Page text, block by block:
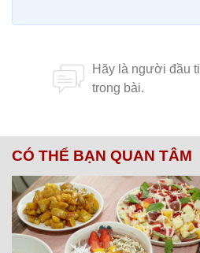
CÓ THỂ BẠN QUAN TÂM